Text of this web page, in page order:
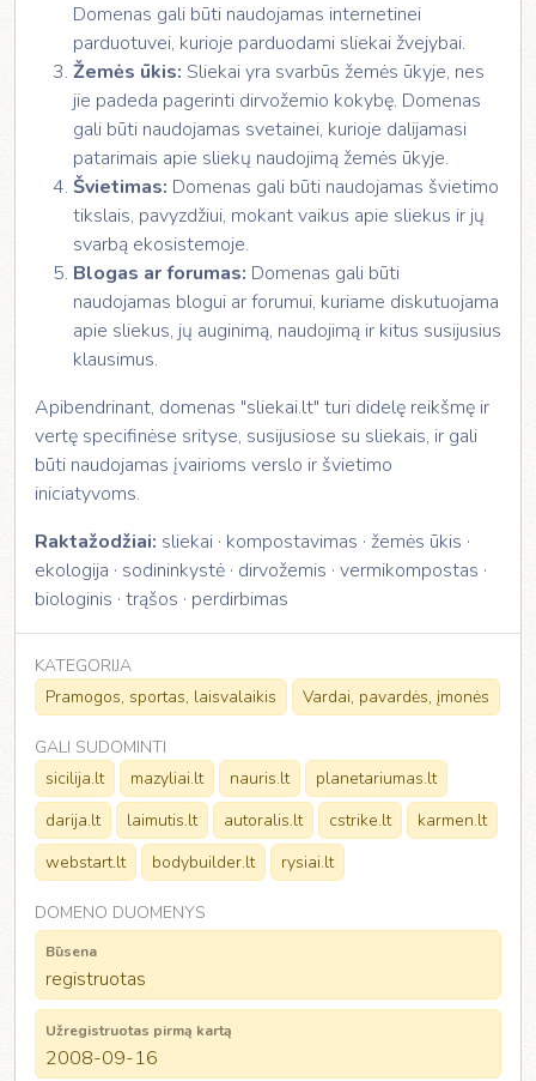
Domenas gali būti naudojamas internetinei
parduotuvei, kurioje parduodami sliekai žvejybai.
Žemės ūkis: Sliekai yra svarbūs žemės ūkyje, nes
jie padeda pagerinti dirvožemio kokybę. Domenas
gali būti naudojamas svetainei, kurioje dalijamasi
patarimais apie sliekų naudojimą žemės ūkyje.
Švietimas: Domenas gali būti naudojamas švietimo
tikslais, pavyzdžiui, mokant vaikus apie sliekus ir jų
svarbą ekosistemoje.
Blogas ar forumas: Domenas gali būti
naudojamas blogui ar forumui, kuriame diskutuojama
apie sliekus, jų auginimą, naudojimą ir kitus susijusius
klausimus.
Apibendrinant, domenas "sliekai.lt" turi didelę reikšmę ir
vertę specifinėse srityse, susijusiose su sliekais, ir gali
būti naudojamas įvairioms verslo ir švietimo
iniciatyvoms.
Raktažodžiai: sliekai · kompostavimas · žemės ūkis ·
ekologija · sodininkystė · dirvožemis · vermikompostas ·
biologinis · trąšos · perdirbimas
KATEGORIJA
Pramogos, sportas, laisvalaikis
Vardai, pavardės, įmonės
GALI SUDOMINTI
sicilija.lt
mazyliai.lt nauris.lt
planetariumas.lt
darija.lt
laimutis.lt autoralis.lt cstrike.lt
karmen.lt
webstart.lt
bodybuilder.lt rysiai.lt
DOMENO DUOMENYS
Būsena
registruotas
Užregistruotas pirmą kartą
2008-09-16